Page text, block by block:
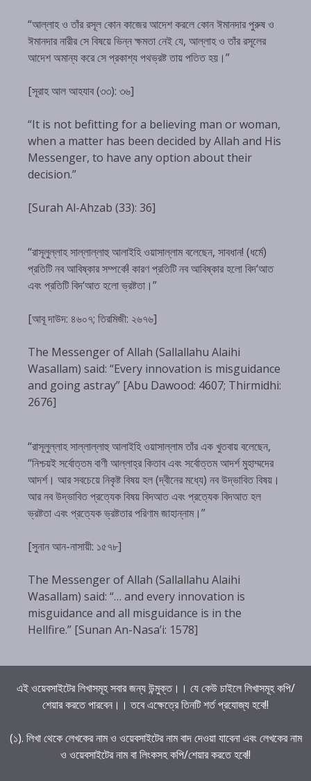
“আল্লাহ ও তাঁর রসূল কোন কাজের আদেশ করলে কোন ঈমানদার পুরুষ ও
ঈমানদার নারীর সে বিষয়ে ভিন্ন ক্ষমতা নেই যে, আল্লাহ ও তাঁর রসূলের
আদেশ অমান্য করে সে প্রকাশ্য পথভ্রষ্ট তায় পতিত হয়।”
[সূরাহ আল আহযাব (৩৩): ৩৬]
“It is not befitting for a believing man or woman,
when a matter has been decided by Allah and His
Messenger, to have any option about their
decision.”
[Surah Al-Ahzab (33): 36]
“রাসূলুল্লাহ সাল্লাল্লাহু আলাইহি ওয়াসাল্লাম বলেছেন, সাবধান! (ধর্মে)
প্রতিটি নব আবিষ্কার সম্পর্কে! কারণ প্রতিটি নব আবিষ্কার হলো বিদ‘আত
এবং প্রতিটি বিদ‘আত হলো ভ্রষ্টতা।”
[আবূ দাউদ: ৪৬০৭; তিরমিজী: ২৬৭৬]
The Messenger of Allah (Sallallahu Alaihi
Wasallam) said: “Every innovation is misguidance
and going astray” [Abu Dawood: 4607; Thirmidhi:
2676]
“রাসূলুল্লাহ সাল্লাল্লাহু আলাইহি ওয়াসাল্লাম তাঁর এক খুতবায় বলেছেন,
“নিশ্চয়ই সর্বোত্তম বাণী আল্লাহ্‌র কিতাব এবং সর্বোত্তম আদর্শ মুহাম্মদের
আদর্শ। আর সবচেয়ে নিকৃষ্ট বিষয় হল (দ্বীনের মধ্যে) নব উদ্ভাবিত বিষয়।
আর নব উদ্ভাবিত প্রত্যেক বিষয় বিদআত এবং প্রত্যেক বিদআত হল
ভ্রষ্টতা এবং প্রত্যেক ভ্রষ্টতার পরিণাম জাহান্নাম।”
[সুনান আন-নাসায়ী: ১৫৭৮]
The Messenger of Allah (Sallallahu Alaihi
Wasallam) said: “… and every innovation is
misguidance and all misguidance is in the
Hellfire.” [Sunan An-Nasa’i: 1578]
এই ওয়েবসাইটের লিখাসমূহ সবার জন্য উন্মুক্ত।। যে কেউ চাইলে লিখাসমূহ কপি/
শেয়ার করতে পারবেন।। তবে এক্ষেত্রে তিনটি শর্ত প্রযোজ্য হবে!!
(১). লিখা থেকে লেখকের নাম ও ওয়েবসাইটের নাম বাদ দেওয়া যাবেনা এবং লেখকের নাম
ও ওয়েবসাইটের নাম বা লিংকসহ কপি/শেয়ার করতে হবে!!